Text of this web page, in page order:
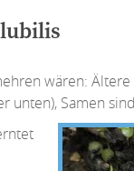
wären:
unten), Samen